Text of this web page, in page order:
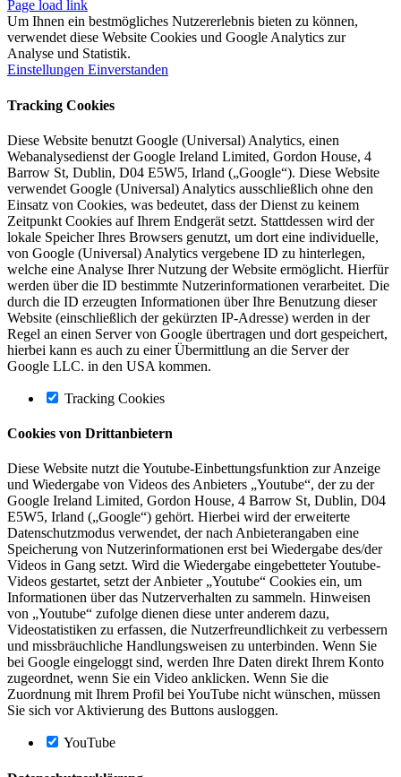
Page load link
Um Ihnen ein bestmögliches Nutzererlebnis bieten zu können,
verwendet diese Website Cookies und Google Analytics zur
Analyse und Statistik.
Einstellungen Einverstanden
Tracking Cookies
Diese Website benutzt Google (Universal) Analytics, einen
Webanalysedienst der Google Ireland Limited, Gordon House, 4
Barrow St, Dublin, D04 E5W5, Irland („Google“). Diese Website
verwendet Google (Universal) Analytics ausschließlich ohne den
Einsatz von Cookies, was bedeutet, dass der Dienst zu keinem
Zeitpunkt Cookies auf Ihrem Endgerät setzt. Stattdessen wird der
lokale Speicher Ihres Browsers genutzt, um dort eine individuelle,
von Google (Universal) Analytics vergebene ID zu hinterlegen,
welche eine Analyse Ihrer Nutzung der Website ermöglicht. Hierfür
werden über die ID bestimmte Nutzerinformationen verarbeitet. Die
durch die ID erzeugten Informationen über Ihre Benutzung dieser
Website (einschließlich der gekürzten IP-Adresse) werden in der
Regel an einen Server von Google übertragen und dort gespeichert,
hierbei kann es auch zu einer Übermittlung an die Server der
Google LLC. in den USA kommen.
Tracking Cookies
Cookies von Drittanbietern
Diese Website nutzt die Youtube-Einbettungsfunktion zur Anzeige
und Wiedergabe von Videos des Anbieters „Youtube“, der zu der
Google Ireland Limited, Gordon House, 4 Barrow St, Dublin, D04
E5W5, Irland („Google“) gehört. Hierbei wird der erweiterte
Datenschutzmodus verwendet, der nach Anbieterangaben eine
Speicherung von Nutzerinformationen erst bei Wiedergabe des/der
Videos in Gang setzt. Wird die Wiedergabe eingebetteter Youtube-
Videos gestartet, setzt der Anbieter „Youtube“ Cookies ein, um
Informationen über das Nutzerverhalten zu sammeln. Hinweisen
von „Youtube“ zufolge dienen diese unter anderem dazu,
Videostatistiken zu erfassen, die Nutzerfreundlichkeit zu verbessern
und missbräuchliche Handlungsweisen zu unterbinden. Wenn Sie
bei Google eingeloggt sind, werden Ihre Daten direkt Ihrem Konto
zugeordnet, wenn Sie ein Video anklicken. Wenn Sie die
Zuordnung mit Ihrem Profil bei YouTube nicht wünschen, müssen
Sie sich vor Aktivierung des Buttons ausloggen.
YouTube